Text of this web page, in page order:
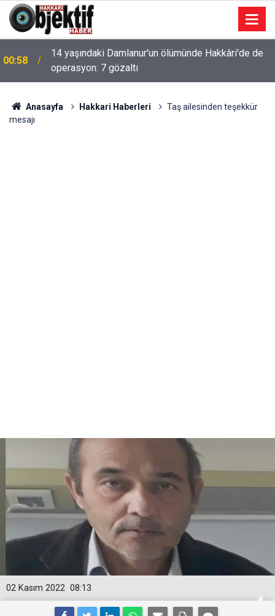
00:58
14 yaşındaki Damlanur'un ölümünde Hakkâri'de de
operasyon: 7 gözaltı
Anasayfa Hakkari Haberleri
Taş ailesinden teşekkür
mesajı
08:13
02 Kasım 2022